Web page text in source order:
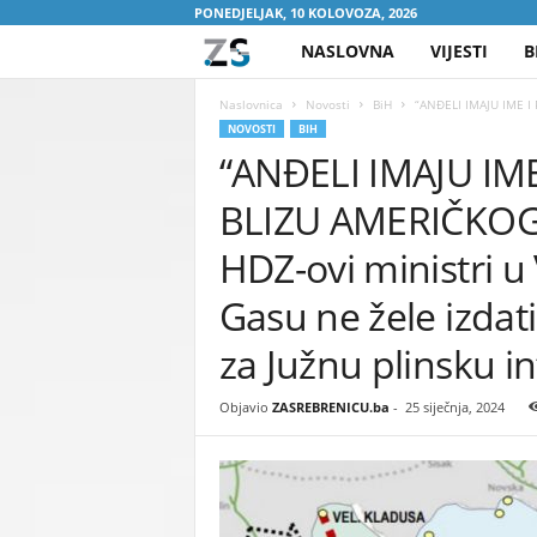
PONEDJELJAK, 10 KOLOVOZA, 2026
A
S
R
E
B
N
NASLOVNA VIJESTI
Naslovnica Novosti BiH “ANĐELI IMAJU IME I
NOVOSTI BIH
“ANĐELI IMAJU
BLIZU
HDZ-ovi ministri u
Gasu ne žele
za Južnu plinsku
Objavio ZASREBRENICU.ba - 25 siječnja, 2024